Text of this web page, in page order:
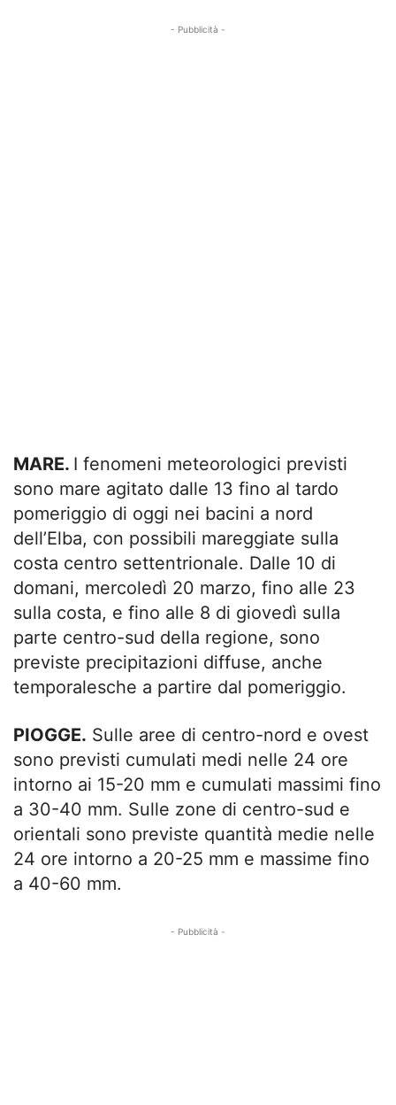
- Pubblicità -
MARE. I fenomeni meteorologici previsti
sono mare agitato dalle 13 fino al tardo
pomeriggio di oggi nei bacini a nord
dell’Elba, con possibili mareggiate sulla
costa centro settentrionale. Dalle 10 di
domani, mercoledì 20 marzo, fino alle 23
sulla costa, e fino alle 8 di giovedì sulla
parte centro-sud della regione, sono
previste precipitazioni diffuse, anche
temporalesche a partire dal pomeriggio.
PIOGGE. Sulle aree di centro-nord e ovest
sono previsti cumulati medi nelle 24 ore
intorno ai 15-20 mm e cumulati massimi fino
a 30-40 mm. Sulle zone di centro-sud e
orientali sono previste quantità medie nelle
24 ore intorno a 20-25 mm e massime fino
a 40-60 mm.
- Pubblicità -